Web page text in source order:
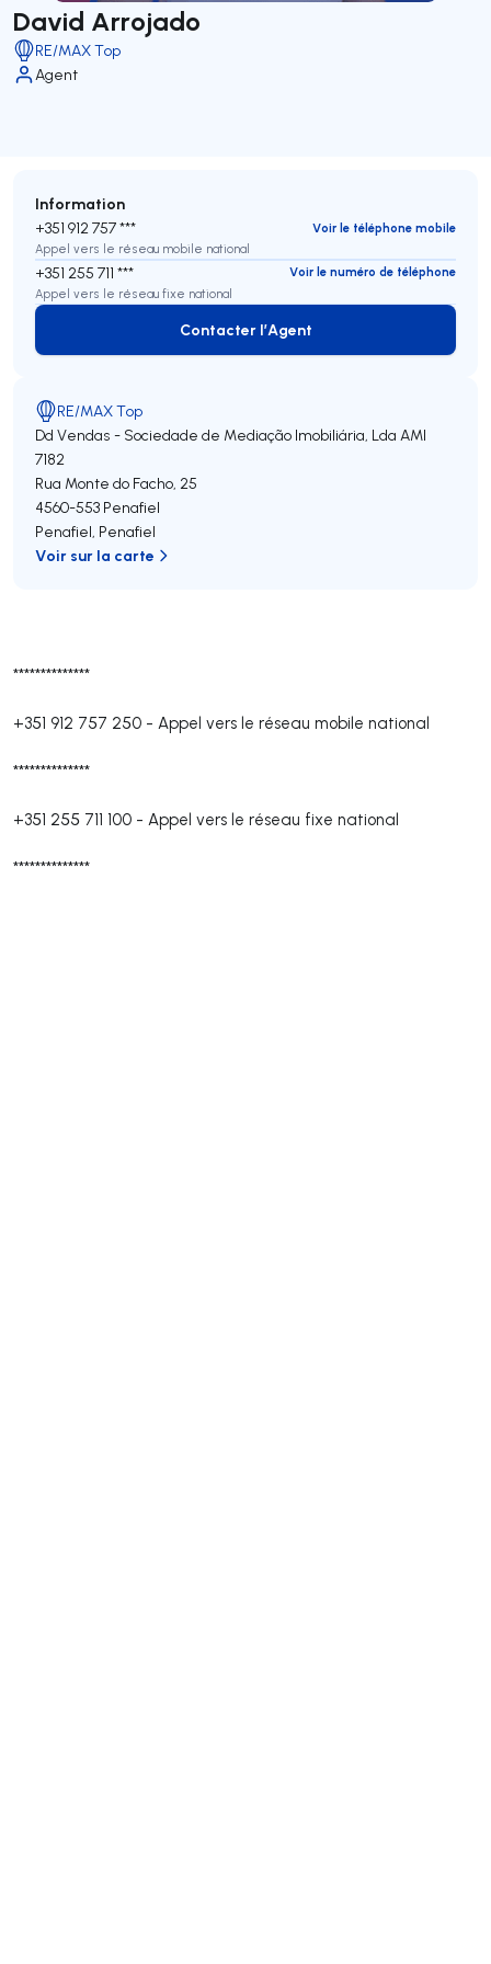
David Arrojado
RE/MAX Top
Agent
**************
+351 912 757 250 - Appel vers le réseau mobile national
**************
+351 255 711 100 - Appel vers le réseau fixe national
**************
Information
+351 912 757 ***
Voir le téléphone mobile
Appel vers le réseau mobile national
+351 255 711 ***
Voir le numéro de téléphone
Appel vers le réseau fixe national
Contacter l’Agent
Contacter l’Agent
RE/MAX Top
Dd Vendas - Sociedade de Mediação Imobiliária, Lda AMI
7182
Rua Monte do Facho, 25
4560-553 Penafiel
Penafiel, Penafiel
Voir sur la carte